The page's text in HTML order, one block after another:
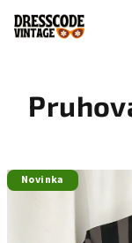
obsah
Novinka